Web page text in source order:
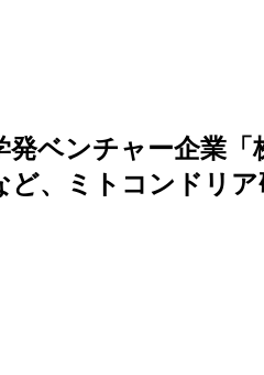
発ベンチャー企業
ど、ミトコンドリ